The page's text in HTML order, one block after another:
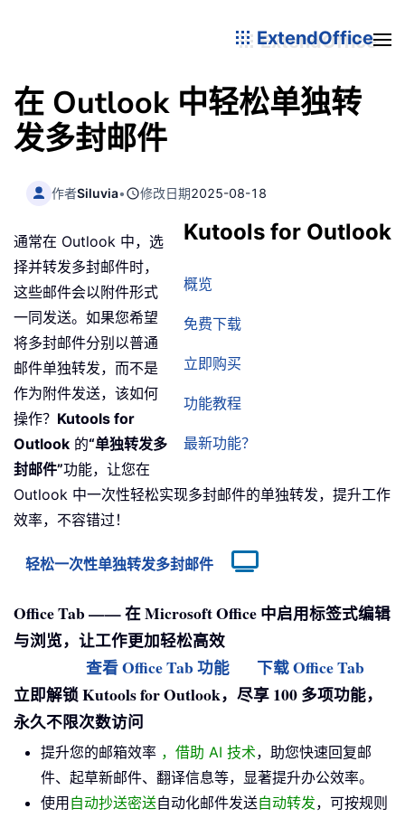
ExtendOffice
在 Outlook 中轻松单独转
发多封邮件
作者Siluvia• 修改日期2025-08-18
Kutools for Outlook
概览
免费下载
立即购买
功能教程
最新功能？
通常在 Outlook 中，选
择并转发多封邮件时，
这些邮件会以附件形式
一同发送。如果您希望
将多封邮件分别以普通
邮件单独转发，而不是
作为附件发送，该如何
操作？ Kutools for
Outlook 的“单独转发多
封邮件”功能，让您在
Outlook 中一次性轻松实现多封邮件的单独转发，提升工作
效率，不容错过！
轻松一次性单独转发多封邮件
Office Tab —— 在 Microsoft Office 中启用标签式编辑
与浏览，让工作更加轻松高效
查看 Office Tab 功能
下载 Office Tab
立即解锁 Kutools for Outlook，尽享 100 多项功能，
永久不限次数访问
提升您的邮箱效率 ，借助 AI 技术，助您快速回复邮
件、起草新邮件、翻译信息等，显著提升办公效率。
使用 自动抄送密送自动化邮件发送自动转发，可按规则